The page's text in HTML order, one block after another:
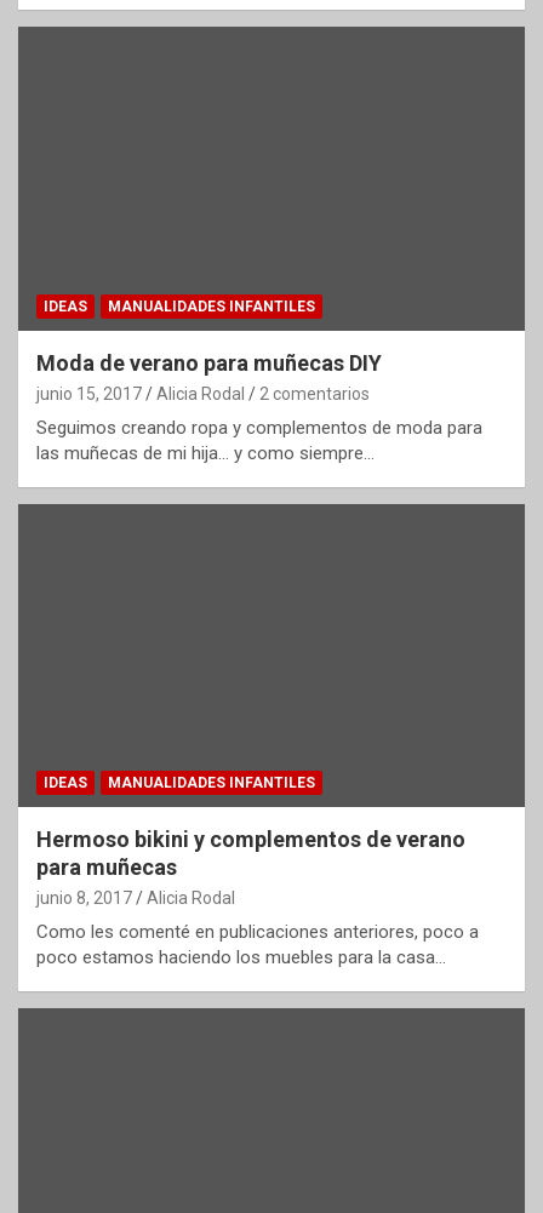
IDEAS MANUALIDADES INFANTILES
Moda de verano para muñecas DIY
junio 15, 2017 Alicia Rodal 2 comentarios
Seguimos creando ropa y complementos de moda para
las muñecas de mi hija… y como siempre…
IDEAS MANUALIDADES INFANTILES
Hermoso bikini y complementos de verano
para muñecas
junio 8, 2017 Alicia Rodal
Como les comenté en publicaciones anteriores, poco a
poco estamos haciendo los muebles para la casa…